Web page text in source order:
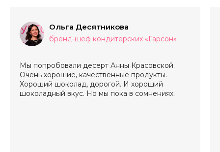
Ольга Десятникова
бренд-шеф кондитерских «Гарсон»
Мы попробовали десерт Анны Красовской.
Очень хорошие, качественные продукты.
Хороший шоколад, дорогой. И хороший
шоколадный вкус. Но мы пока в сомнениях.